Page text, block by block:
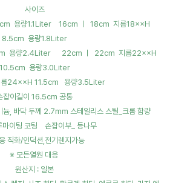
사이즈
용량1.1Liter 16cm ㅣ 18cm 지름18××H
8.5cm 용량1.8Liter
용량2.4Liter 22cm ㅣ 22cm 지름22××H
10.5cm 용량3.0Liter
름24××H 11.5cm 용량3.5Liter
잡이길이 16.5cm 공통
, 바닥 두께 2.7mm 스테일리스 스틸_크롬 함량
마이팅 코팅 손잡이부_ 등나무
직화/인덕션,전기렌지가능
※ 모든열원 대응
원산지 : 일본